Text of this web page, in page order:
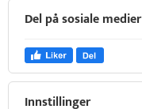
Del på sosiale medier
Innstillinger